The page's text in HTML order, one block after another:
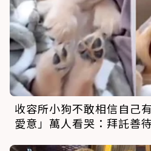
收容所小狗不敢相信自己
愛意」萬人看哭：拜託善